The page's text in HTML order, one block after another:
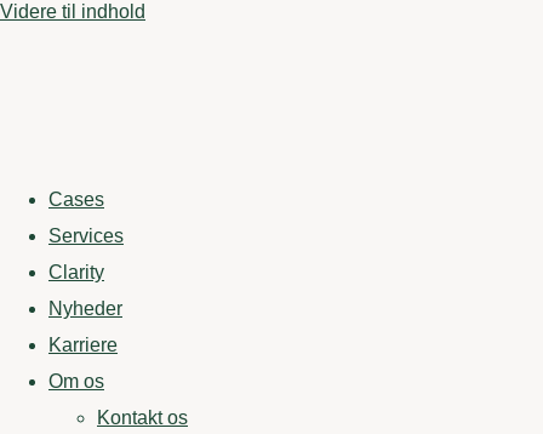
Videre til indhold
Cases
Services
Clarity
Nyheder
Karriere
Om os
Kontakt os